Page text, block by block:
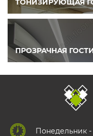
ТОНИЗИРУЮЩАЯ
ПРОЗРАЧНАЯ
Понедельник -